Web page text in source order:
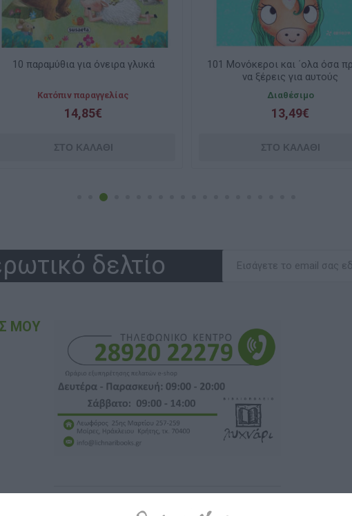
παραμύθια για όνειρα γλυκά
Κατόπιν παραγγελίας
14,85€
101 Μονόκεροι και ΄ολα όσα πρέπει
να ξέρεις για αυτούς
Διαθέσιμο
13,49€
δελτίο
ΜΟΥ